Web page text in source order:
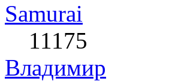
Samurai
11175
Влaдимир